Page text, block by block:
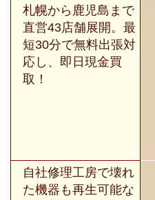
札幌から鹿児島まで
直営43店舗展開。最
短30分で無料出張対
応し、即日現金買
取！
自社修理工房で壊れ
た機器も再生可能な